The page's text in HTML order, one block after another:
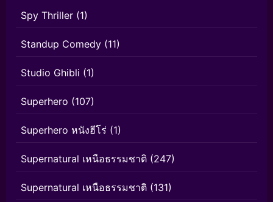
Spy Thriller (1)
Standup Comedy (11)
Studio Ghibli (1)
Superhero (107)
Superhero หนังฮีโร่ (1)
Supernatural เหนือธรรมชาติ (247)
Supernatural เหนือธรรมชาติ (131)